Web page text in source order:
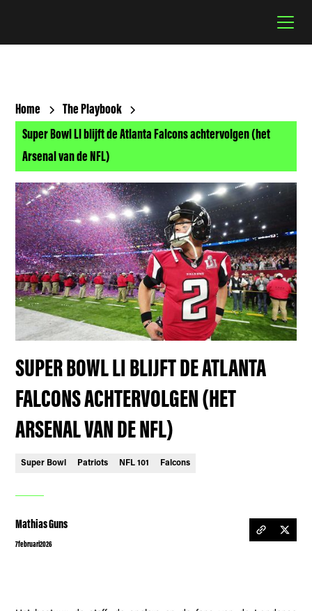
Home
The Playbook
Super Bowl LI blijft de Atlanta Falcons achtervolgen (het
Arsenal van de NFL)
SUPER BOWL LI BLIJFT DE ATLANTA
FALCONS ACHTERVOLGEN (HET
ARSENAL VAN DE NFL)
Super Bowl Patriots NFL 101 Falcons
Mathias Guns
7februari2026